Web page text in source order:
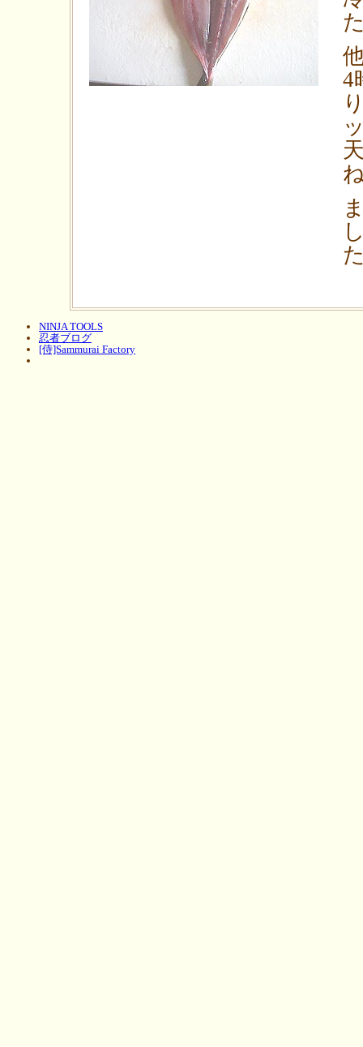
4
NINJA TOOLS
忍者ブログ
[侍]Sammurai Factory